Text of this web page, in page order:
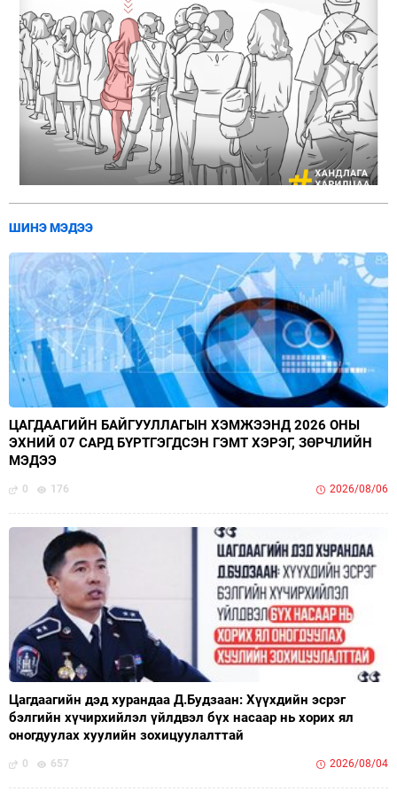
ШИНЭ МЭДЭЭ
ЦАГДААГИЙН БАЙГУУЛЛАГЫН ХЭМЖЭЭНД 2026 ОНЫ
ЭХНИЙ 07 САРД БҮРТГЭГДСЭН ГЭМТ ХЭРЭГ, ЗӨРЧЛИЙН
МЭДЭЭ
0 176 2026/08/06
Цагдаагийн дэд хурандаа Д.Будзаан: Хүүхдийн эсрэг
бэлгийн хүчирхийлэл үйлдвэл бүх насаар нь хорих ял
оногдуулах хуулийн зохицуулалттай
0 657 2026/08/04